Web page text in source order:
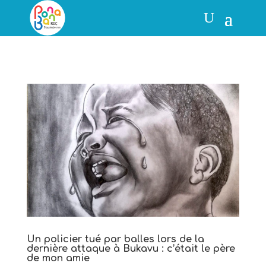
Un policier tué par balles lors de la
dernière attaque à Bukavu : c’était le père
de mon amie